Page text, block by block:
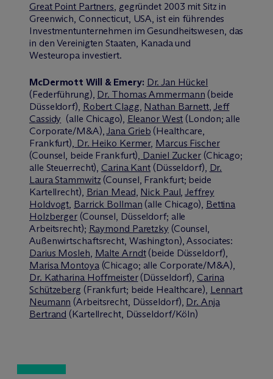
Great Point Partners, gegründet 2003 mit Sitz in
Greenwich, Connecticut, USA, ist ein führendes
Investmentunternehmen im Gesundheitswesen, das
in den Vereinigten Staaten, Kanada und
Westeuropa investiert.
McDermott Will & Emery: Dr. Jan Hückel
(Federführung), Dr. Thomas Ammermann (beide
Düsseldorf), Robert Clagg, Nathan Barnett, Jeff
Cassidy (alle Chicago), Eleanor West (London; alle
Corporate/M&A),Jana Grieb (Healthcare,
Frankfurt), Dr. Heiko Kermer, Marcus Fischer
(Counsel, beide Frankfurt), Daniel Zucker(Chicago;
alle Steuerrecht), Carina Kant (Düsseldorf), Dr.
Laura Stammwitz (Counsel, Frankfurt; beide
Kartellrecht), Brian Mead, Nick Paul,Jeffrey
Holdvogt, Barrick Bollman (alle Chicago), Bettina
Holzberger (Counsel, Düsseldorf; alle
Arbeitsrecht); Raymond Paretzky (Counsel,
Außenwirtschaftsrecht, Washington), Associates:
Darius Mosleh, Malte Arndt(beide Düsseldorf),
Marisa Montoya(Chicago; alle Corporate/M&A),
Dr. Katharina Hoffmeister(Düsseldorf), Carina
Schützeberg (Frankfurt; beide Healthcare), Lennart
Neumann (Arbeitsrecht, Düsseldorf), Dr. Anja
Bertrand (Kartellrecht, Düsseldorf/Köln)